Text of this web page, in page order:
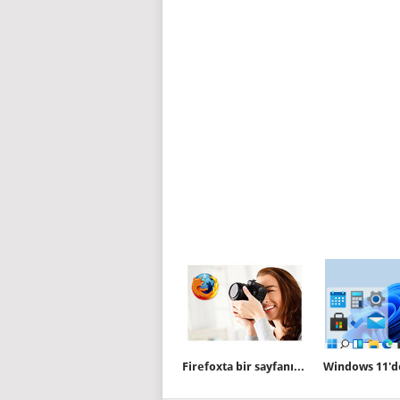
Firefoxta bir sayfanın tam ekran görüntüsünü alalım